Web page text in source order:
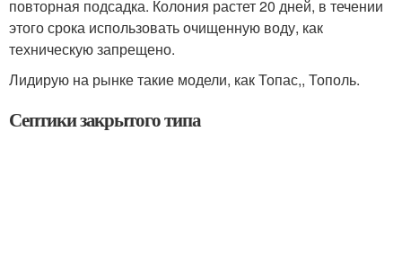
повторная подсадка. Колония растет 20 дней, в течении
этого срока использовать очищенную воду, как
техническую запрещено.
Лидирую на рынке такие модели, как Топас,, Тополь.
Септики закрытого типа